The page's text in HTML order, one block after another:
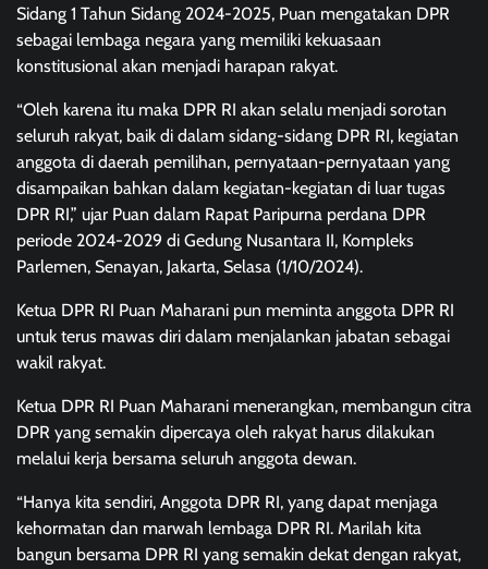
Sidang 1 Tahun Sidang 2024-2025, Puan mengatakan DPR
sebagai lembaga negara yang memiliki kekuasaan
konstitusional akan menjadi harapan rakyat.
“Oleh karena itu maka DPR RI akan selalu menjadi sorotan
seluruh rakyat, baik di dalam sidang-sidang DPR RI, kegiatan
anggota di daerah pemilihan, pernyataan-pernyataan yang
disampaikan bahkan dalam kegiatan-kegiatan di luar tugas
DPR RI,” ujar Puan dalam Rapat Paripurna perdana DPR
periode 2024-2029 di Gedung Nusantara II, Kompleks
Parlemen, Senayan, Jakarta, Selasa (1/10/2024).
Ketua DPR RI Puan Maharani pun meminta anggota DPR RI
untuk terus mawas diri dalam menjalankan jabatan sebagai
wakil rakyat.
Ketua DPR RI Puan Maharani menerangkan, membangun citra
DPR yang semakin dipercaya oleh rakyat harus dilakukan
melalui kerja bersama seluruh anggota dewan.
“Hanya kita sendiri, Anggota DPR RI, yang dapat menjaga
kehormatan dan marwah lembaga DPR RI. Marilah kita
bangun bersama DPR RI yang semakin dekat dengan rakyat,